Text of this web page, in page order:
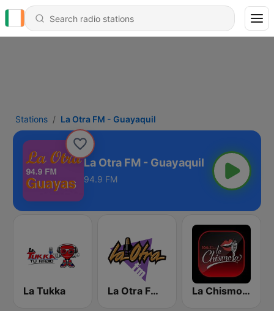
Stations La Otra FM - Guayaquil
La Otra FM - Guayaquil
94.9 FM
La Tukka La Otra FM - Quito La Chismosa 104.1